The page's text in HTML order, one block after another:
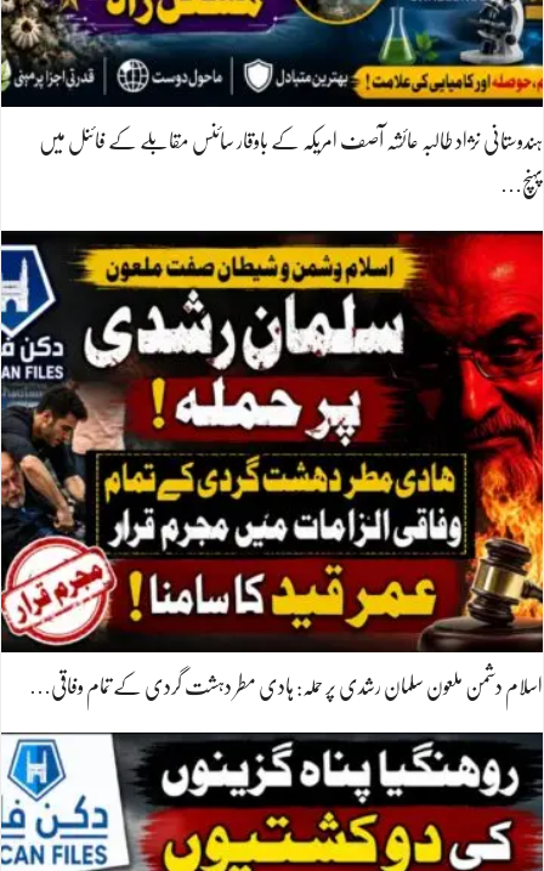
ہندوستانی نژاد طالبہ عائشہ آصف امریکہ کے باوقار سائنس مقابلے کے فائنل میں
پہنچ…
اسلام دشمن ملعون سلمان رشدی پر حملہ: ہادی مطر دہشت گردی کے تمام وفاقی…